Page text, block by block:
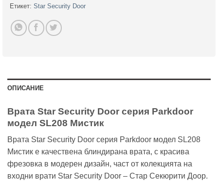
Етикет: Star Security Door
ОПИСАНИЕ
Врата Star Security Door серия Parkdoor
модел SL208 Мистик
Врата Star Security Door серия Parkdoor модел SL208
Мистик е качествена блиндирана врата, с красива
фрезовка в модерен дизайн, част от колекцията на
входни врати Star Security Door – Стар Секюрити Доор.